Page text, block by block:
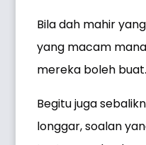
Bila dah mahir
yang macam
mereka boleh buat.
Begitu juga
longgar, soalan